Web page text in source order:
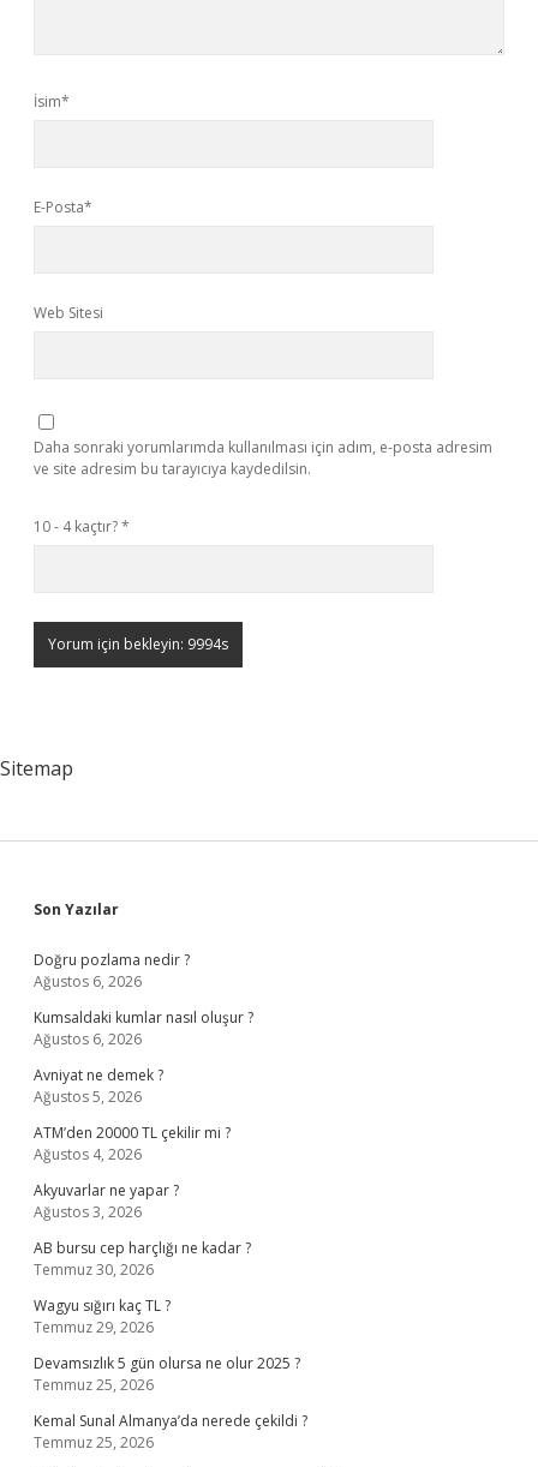
İsim*
E-Posta*
Web Sitesi
Daha sonraki yorumlarımda kullanılması için adım, e-posta adresim
ve site adresim bu tarayıcıya kaydedilsin.
10 - 4 kaçtır?*
Sitemap
Sidebar
Son Yazılar
Doğru pozlama nedir ?
Ağustos 6, 2026
Kumsaldaki kumlar nasıl oluşur ?
Ağustos 6, 2026
Avniyat ne demek ?
Ağustos 5, 2026
ATM’den 20000 TL çekilir mi ?
Ağustos 4, 2026
Akyuvarlar ne yapar ?
Ağustos 3, 2026
AB bursu cep harçlığı ne kadar ?
Temmuz 30, 2026
Wagyu sığırı kaç TL ?
Temmuz 29, 2026
Devamsızlık 5 gün olursa ne olur 2025 ?
Temmuz 25, 2026
Kemal Sunal Almanya’da nerede çekildi ?
Temmuz 25, 2026